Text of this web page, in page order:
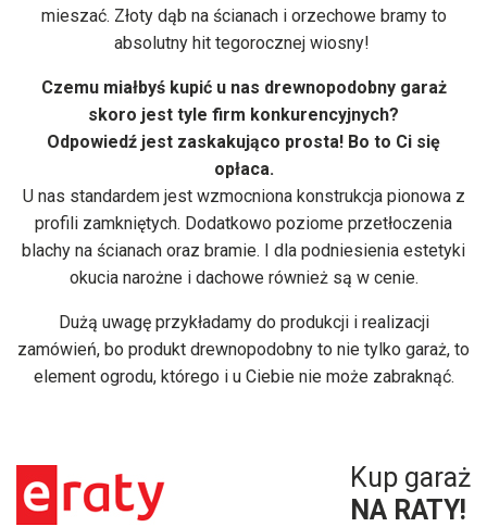
mieszać. Złoty dąb na ścianach i orzechowe bramy to
absolutny hit tegorocznej wiosny!
Czemu miałbyś kupić u nas drewnopodobny garaż
skoro jest tyle firm konkurencyjnych?
Odpowiedź jest zaskakująco prosta! Bo to Ci się
opłaca.
U nas standardem jest wzmocniona konstrukcja pionowa z
profili zamkniętych. Dodatkowo poziome przetłoczenia
blachy na ścianach oraz bramie. I dla podniesienia estetyki
okucia narożne i dachowe również są w cenie.
Dużą uwagę przykładamy do produkcji i realizacji
zamówień, bo produkt drewnopodobny to nie tylko garaż, to
element ogrodu, którego i u Ciebie nie może zabraknąć.
Kup garaż
NA RATY!